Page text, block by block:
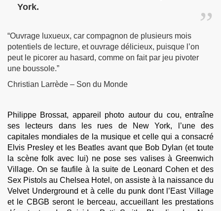
York.
“Ouvrage luxueux, car compagnon de plusieurs mois
potentiels de lecture, et ouvrage délicieux, puisque l’on
peut le picorer au hasard, comme on fait par jeu pivoter
une boussole.”
Christian Larrède – Son du Monde
Philippe Brossat, appareil photo autour du cou, entraîne
ses lecteurs dans les rues de New York, l’une des
capitales mondiales de la musique et celle qui a consacré
Elvis Presley et les Beatles avant que Bob Dylan (et toute
la scène folk avec lui) ne pose ses valises à Greenwich
Village. On se faufile à la suite de Leonard Cohen et des
Sex Pistols au Chelsea Hotel, on assiste à la naissance du
Velvet Underground et à celle du punk dont l’East Village
et le CBGB seront le berceau, accueillant les prestations